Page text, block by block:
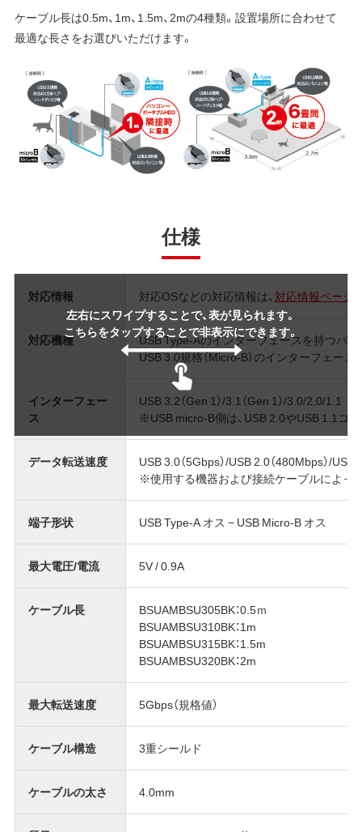
ケーブル長は0.5m、1m、1.5m、2mの4種類。設置場所に合わせて
最適な長さをお選びいただけます。
仕様
左右にスワイプすることで、表が見られます。
こちらをタップすることで非表示にできます。
対応情報 対応OSなどの対応情報は、 対応情報ページ
対応機種
USB Type-Aのインターフェースを持つパ
USB 3.0規格（Micro-B）のインターフェー
インターフェー
ス
USB 3.2（Gen 1）/3.1（Gen 1）/3.0/2.0/1.1
※USB micro-B側は、USB 2.0やUSB 1.1コ
データ転送速度
USB 3.0（5Gbps）/USB 2.0（480Mbps）/USB
※使用する機器および接続ケーブルによっ
端子形状 USB Type-A オス − USB Micro-B オス
最大電圧/電流 5V / 0.9A
ケーブル長
BSUAMBSU305BK：0.5ｍ
BSUAMBSU310BK：1m
BSUAMBSU315BK：1.5m
BSUAMBSU320BK：2m
最大転送速度 5Gbps（規格値）
ケーブル構造 3重シールド
ケーブルの太さ 4.0mm